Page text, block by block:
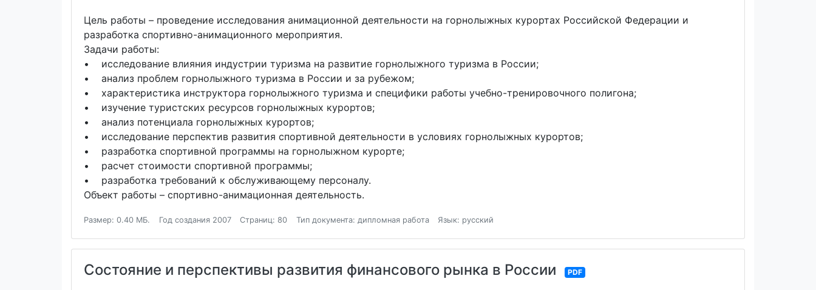
Цель работы – проведение исследования анимационной деятельности на горнолыжных курортах Российской Федерации и
разработка спортивно-анимационного мероприятия.
Задачи работы:
• исследование влияния индустрии туризма на развитие горнолыжного туризма в России;
• анализ проблем горнолыжного туризма в России и за рубежом;
• характеристика инструктора горнолыжного туризма и специфики работы учебно-тренировочного полигона;
• изучение туристских ресурсов горнолыжных курортов;
• анализ потенциала горнолыжных курортов;
• исследование перспектив развития спортивной деятельности в условиях горнолыжных курортов;
• разработка спортивной программы на горнолыжном курорте;
• расчет стоимости спортивной программы;
• разработка требований к обслуживающему персоналу.
Объект работы – спортивно-анимационная деятельность.
Размер: 0.40 МБ. Год создания 2007 Страниц: 80 Тип документа: дипломная работа Язык: русский
Состояние и перспективы развития финансового рынка в России PDF